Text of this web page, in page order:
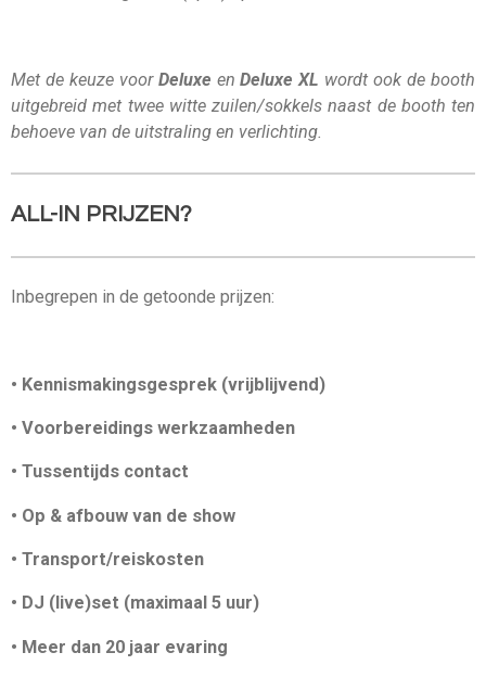
Met de keuze voor Deluxe enDeluxe XL wordt ook de booth
uitgebreid met twee witte zuilen/sokkels naast de booth ten
behoeve van de uitstraling en verlichting.
ALL-IN PRIJZEN?
Inbegrepen in de getoonde prijzen:
• Kennismakingsgesprek (vrijblijvend)
• Voorbereidings werkzaamheden
• Tussentijds contact
• Op & afbouw van de show
• Transport/reiskosten
• DJ (live)set (maximaal 5 uur)
• Meer dan 20 jaar evaring